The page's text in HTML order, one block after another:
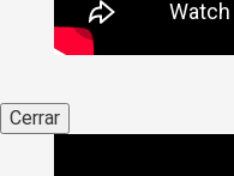
Cerrar